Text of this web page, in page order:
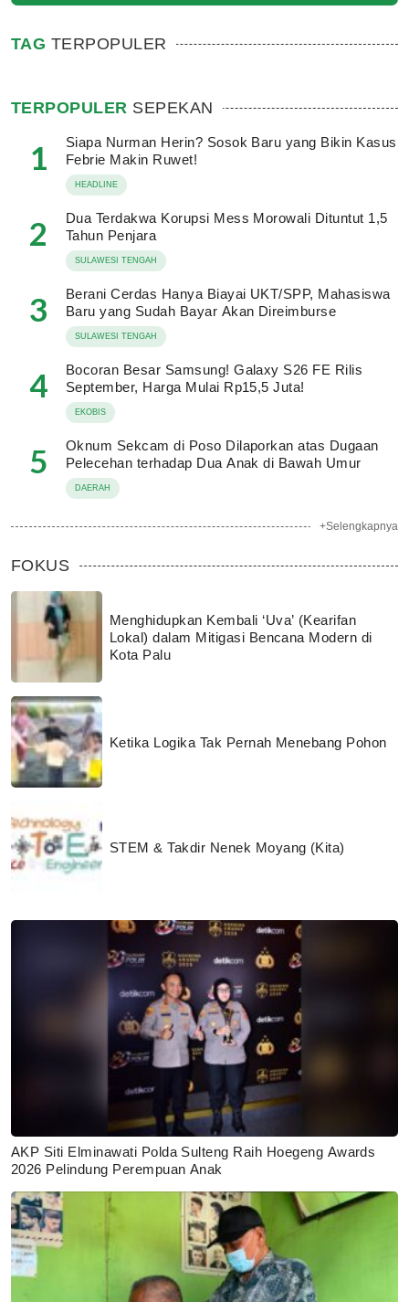
TAG TERPOPULER
TERPOPULER SEPEKAN
1
Siapa Nurman Herin? Sosok Baru yang Bikin Kasus
Febrie Makin Ruwet!
HEADLINE
2
Dua Terdakwa Korupsi Mess Morowali Dituntut 1,5
Tahun Penjara
SULAWESI TENGAH
3
Berani Cerdas Hanya Biayai UKT/SPP, Mahasiswa
Baru yang Sudah Bayar Akan Direimburse
SULAWESI TENGAH
4
Bocoran Besar Samsung! Galaxy S26 FE Rilis
September, Harga Mulai Rp15,5 Juta!
EKOBIS
5
Oknum Sekcam di Poso Dilaporkan atas Dugaan
Pelecehan terhadap Dua Anak di Bawah Umur
DAERAH
+Selengkapnya
FOKUS
Menghidupkan Kembali ‘Uva’ (Kearifan
Lokal) dalam Mitigasi Bencana Modern di
Kota Palu
Ketika Logika Tak Pernah Menebang Pohon
STEM & Takdir Nenek Moyang (Kita)
AKP Siti Elminawati Polda Sulteng Raih Hoegeng Awards
2026 Pelindung Perempuan Anak